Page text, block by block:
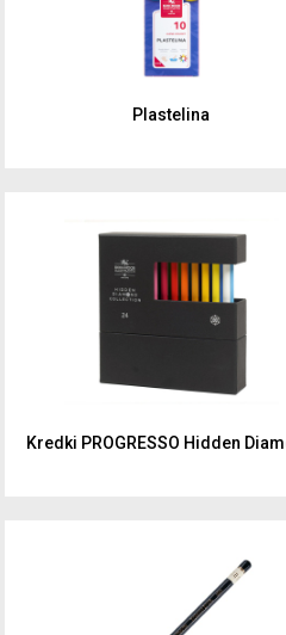
dzieci
Plastelina
Kredki PROGRESSO Hidden